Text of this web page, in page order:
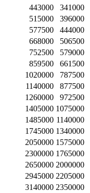
443000
341000
515000
396000
577500
444000
668000
506500
752500
579000
859500
661500
1020000
787500
1140000
877500
1260000
972500
1405000 1075000
1485000 1140000
1745000 1340000
2050000 1575000
2300000 1765000
2650000 2000000
2945000 2205000
3140000 2350000